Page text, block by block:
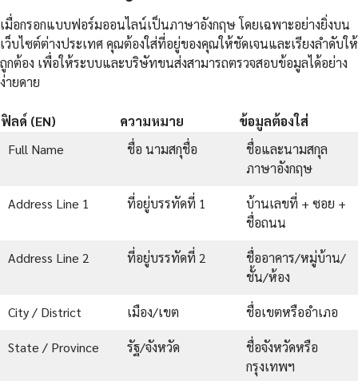
เมื่อกรอกแบบฟอร์มออนไลน์เป็นภาษาอังกฤษ โดยเฉพาะอย่างยิ่งบน
เว็บไซต์ต่างประเทศ คุณต้องใส่ที่อยู่ของคุณให้ชัดเจนและเรียงลำดับให้
ถูกต้อง เพื่อให้ระบบและบริษัทขนส่งสามารถตรวจสอบข้อมูลได้อย่าง
ง่ายดาย
ฟิลด์ (EN) ความหมาย
ข้อมูลต้องใส่
Full Name
ชื่อ นามสกุชื่อ
ชื่อและนามสกุล
ภาษาอังกฤษ
Address Line 1 ที่อยู่บรรทัดที่ 1
บ้านเลขที่ + ซอย +
ชื่อถนน
Address Line 2 ที่อยู่บรรทัดที่ 2
ชื่ออาคาร/หมู่บ้าน/
ชั้น/ห้อง
City / District เมือง/เขต ชื่อเขตหรืออำเภอ
State / Province รัฐ/จังหวัด
ชื่อจังหวัดหรือ
กรุงเทพฯ